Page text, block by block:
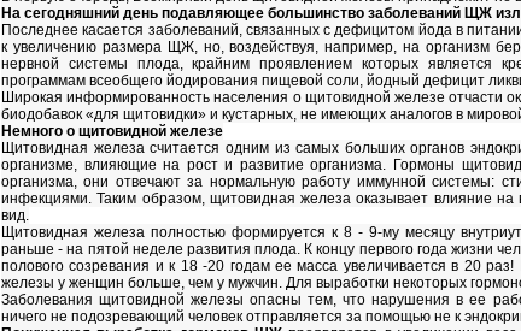
На сегодняшний день подавляющее большинство заболеваний ЩЖ
Последнее касается заболеваний, связанных с дефицитом йода в
к увеличению размера ЩЖ, но, воздействуя, например, на организм
нервной системы плода, крайним проявлением которых является
программам всеобщего йодирования пищевой соли, йодный дефицит
Широкая информированность населения о щитовидной железе отчасти
биодобавок «для щитовидки» и кустарных, не имеющих аналогов в
Немного о щитовидной железе
Щитовидная железа считается одним из самых больших органов
организме, влияющие на рост и развитие организма. Гормоны
организма, они отвечают за нормальную работу иммунной системы:
инфекциями. Таким образом, щитовидная железа оказывает влияние
вид.
Щитовидная железа полностью формируется к 8 - 9-му месяцу
раньше - на пятой неделе развития плода. К концу первого года жизни
полового созревания и к 18 -20 годам ее масса увеличивается в 20
железы у женщин больше, чем у мужчин. Для выработки некоторых
Заболевания щитовидной железы опасны тем, что нарушения в ее
ничего не подозревающий человек отправляется за помощью не к